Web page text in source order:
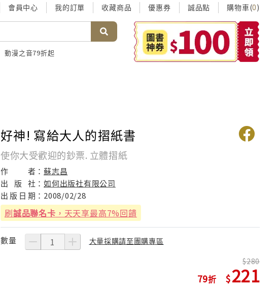
會員中心 我的訂單 收藏商品 優惠券 誠品點 購物車(0)
動漫之音79折起
好神! 寫給大人的摺紙書
使你大受歡迎的鈔票. 立體摺紙
作 者：蘇志昌
出
版 社：如何出版社有限公司
出 版 日 期： 2008/02/28
刷誠品聯名卡 ，天天享最高7%回饋
數量 大量採購請至團購專區
79
280
221